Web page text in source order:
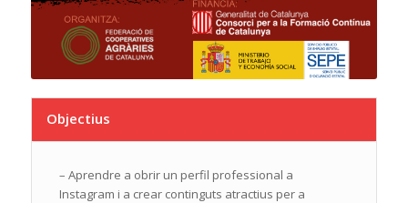
Objectius
– Aprendre a obrir un perfil professional a
Instagram i a crear continguts atractius per a